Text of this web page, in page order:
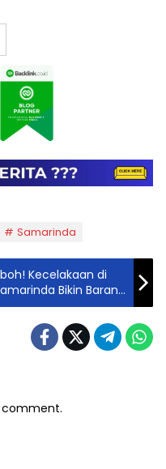
Samarinda
Kecelakaan di
Bikin Barang